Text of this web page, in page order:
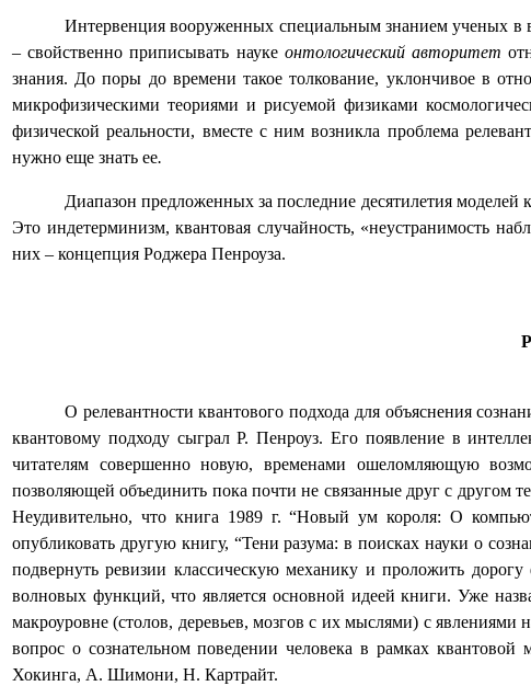
Интервенция вооруженных специальным знанием ученых в
– свойственно приписывать науке онтологический авторитет
знания. До поры до времени такое толкование, уклончивое в
микрофизическими теориями и рисуемой физиками
физической реальности, вместе с ним возникла проблема
нужно еще знать ее.
Диапазон предложенных за последние десятилетия
Это индетерминизм, квантовая случайность, «неустранимость
них – концепция Роджера Пенроуза.
О релевантности квантового подхода для объяснения
квантовому подходу сыграл Р. Пенроуз. Его появление в
читателям совершенно новую, временами ошеломляющую
позволяющей объединить пока почти не связанные друг с другом
Неудивительно, что книга 1989 г. “Новый ум короля: О
опубликовать другую книгу, “Тени разума: в поисках науки о
подвернуть ревизии классическую механику и проложить
волновых функций, что является основной идеей книги. Уже
макроуровне (столов, деревьев, мозгов с их мыслями) с
вопрос о сознательном поведении человека в рамках
Хокинга, А. Шимони, Н. Картрайт.